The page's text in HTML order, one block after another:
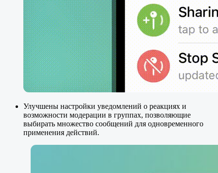
Улучшены настройки уведомлений о реакциях и
возможности модерации в группах, позволяющие
выбирать множество сообщений для одновременного
применения действий.